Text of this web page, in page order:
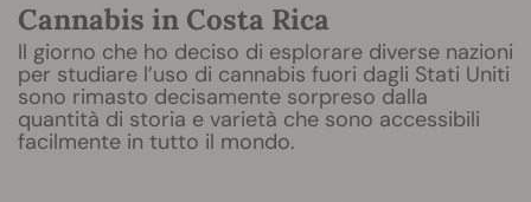
Cannabis in Costa Rica
Il giorno che ho deciso di esplorare diverse nazioni
per studiare l’uso di cannabis fuori dagli Stati Uniti
sono rimasto decisamente sorpreso dalla
quantità di storia e varietà che sono accessibili
facilmente in tutto il mondo.